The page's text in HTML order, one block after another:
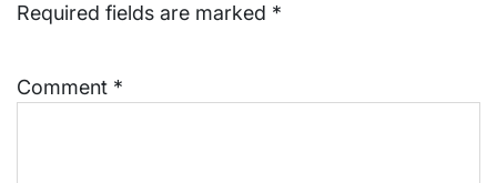
Required fields are marked *
Comment *